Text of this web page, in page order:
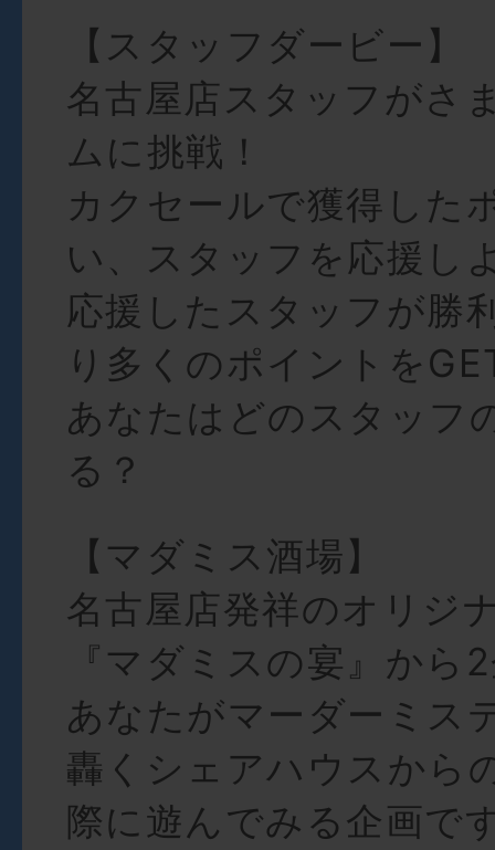
【スタッフダービー】
名古屋店スタッフがさ
ムに挑戦！
カクセールで獲得した
い、スタッフを応援し
応援したスタッフが勝
り多くのポイントを
あなたはどのスタッフ
る？
【マダミス酒場】
名古屋店発祥のオリジ
『マダミスの宴』から
あなたがマーダーミス
轟くシェアハウスから
際に遊んでみる企画で